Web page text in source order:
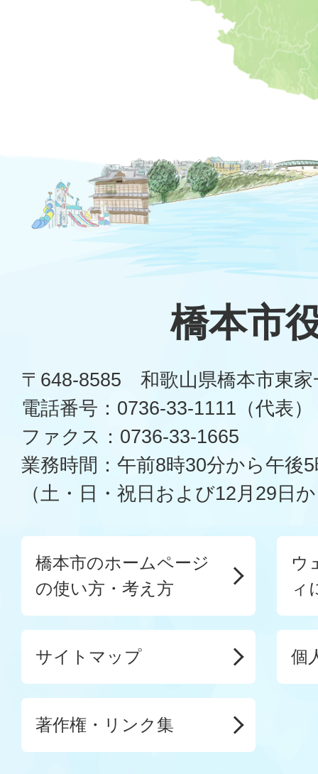
橋本市
〒648-8585 和歌山県橋本市東家
電話番号：0736-33-1111（代表）
ファクス：0736-33-1665
業務時間：午前8時30分から午後
（土・日・祝日および12月29日
橋本市のホームページ
の使い方・考え方
ウ
ィ
サイトマップ 個
著作権・リンク集